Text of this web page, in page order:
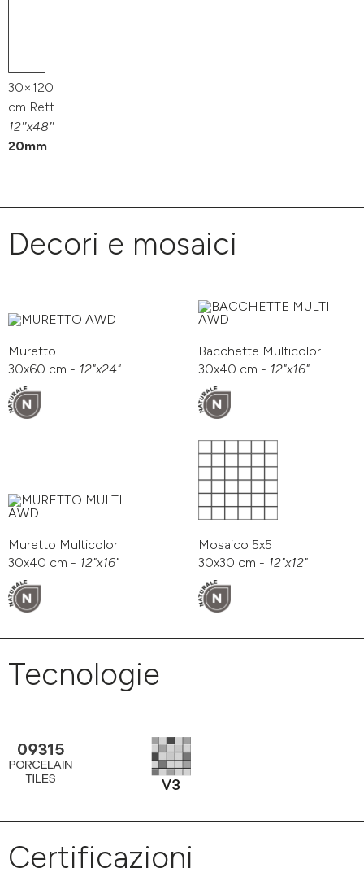
30×120
cm Rett.
12″x48″
20mm
Decori e mosaici
Muretto
30x60 cm - 12"x24"
Bacchette Multicolor
30x40 cm - 12"x16"
Muretto Multicolor
30x40 cm - 12"x16"
Mosaico 5x5
30x30 cm - 12"x12"
Tecnologie
Certificazioni